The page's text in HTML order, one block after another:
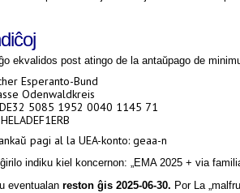
ekvalidos post atingo de la antaŭpago de
Esperanto-Bund
Odenwaldkreis
DE32 5085 1952 0040 1145 71
HELADEF1ERB
pagi al la UEA-konto: geaa-n
indiku kiel koncernon: „EMA 2025 + via
eventualan reston ĝis 2025-06-30. Por La